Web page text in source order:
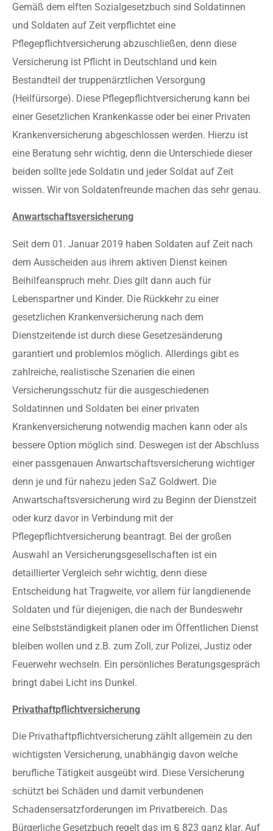
Gemäß dem elften Sozialgesetzbuch sind Soldatinnen
und Soldaten auf Zeit verpflichtet eine
Pflegepflichtversicherung abzuschließen, denn diese
Versicherung ist Pflicht in Deutschland und kein
Bestandteil der truppenärztlichen Versorgung
(Heilfürsorge). Diese Pflegepflichtversicherung kann bei
einer Gesetzlichen Krankenkasse oder bei einer Privaten
Krankenversicherung abgeschlossen werden. Hierzu ist
eine Beratung sehr wichtig, denn die Unterschiede dieser
beiden sollte jede Soldatin und jeder Soldat auf Zeit
wissen. Wir von Soldatenfreunde machen das sehr genau.
Anwartschaftsversicherung
Seit dem 01. Januar 2019 haben Soldaten auf Zeit nach
dem Ausscheiden aus ihrem aktiven Dienst keinen
Beihilfeanspruch mehr. Dies gilt dann auch für
Lebenspartner und Kinder. Die Rückkehr zu einer
gesetzlichen Krankenversicherung nach dem
Dienstzeitende ist durch diese Gesetzesänderung
garantiert und problemlos möglich. Allerdings gibt es
zahlreiche, realistische Szenarien die einen
Versicherungsschutz für die ausgeschiedenen
Soldatinnen und Soldaten bei einer privaten
Krankenversicherung notwendig machen kann oder als
bessere Option möglich sind. Deswegen ist der Abschluss
einer passgenauen Anwartschaftsversicherung wichtiger
denn je und für nahezu jeden SaZ Goldwert. Die
Anwartschaftsversicherung wird zu Beginn der Dienstzeit
oder kurz davor in Verbindung mit der
Pflegepflichtversicherung beantragt. Bei der großen
Auswahl an Versicherungsgesellschaften ist ein
detaillierter Vergleich sehr wichtig, denn diese
Entscheidung hat Tragweite, vor allem für langdienende
Soldaten und für diejenigen, die nach der Bundeswehr
eine Selbstständigkeit planen oder im Öffentlichen Dienst
bleiben wollen und z.B. zum Zoll, zur Polizei, Justiz oder
Feuerwehr wechseln. Ein persönliches Beratungsgespräch
bringt dabei Licht ins Dunkel.
Privathaftpflichtversicherung
Die Privathaftpflichtversicherung zählt allgemein zu den
wichtigsten Versicherung, unabhängig davon welche
berufliche Tätigkeit ausgeübt wird. Diese Versicherung
schützt bei Schäden und damit verbundenen
Schadensersatzforderungen im Privatbereich. Das
Bürgerliche Gesetzbuch regelt das im § 823 ganz klar. Auf